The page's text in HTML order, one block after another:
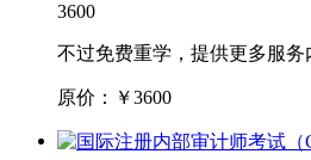
3600
不过免费重学，提供更多服务
原价：￥3600